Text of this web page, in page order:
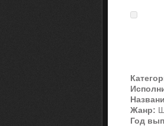
Жанр:
Год